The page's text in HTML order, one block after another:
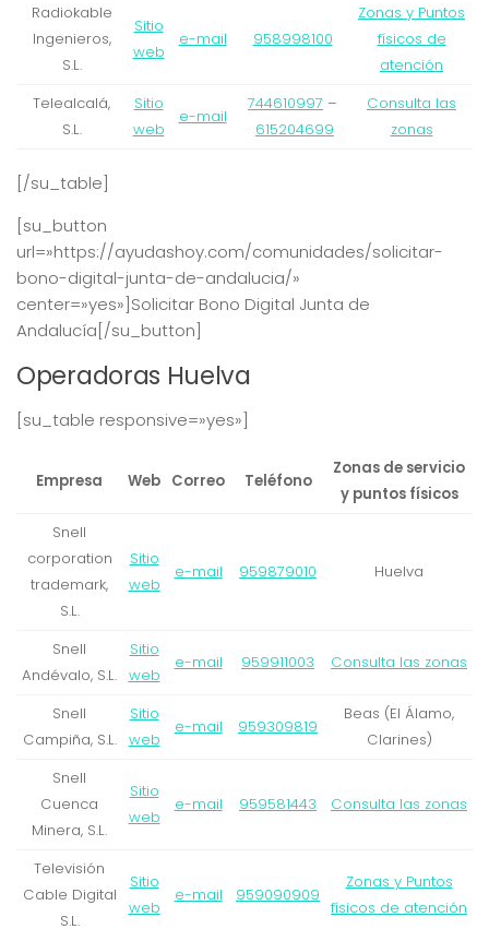
Radiokable
Ingenieros,
S.L.
Sitio
web
e-mail 958998100
Zonas y Puntos
físicos de
atención
Telealcalá,
S.L.
Sitio
web
e-mail
744610997 –
615204699
Consulta las
zonas
[/su_table]
[su_button
url=»https://ayudashoy.com/comunidades/solicitar-
bono-digital-junta-de-andalucia/»
center=»yes»]Solicitar Bono Digital Junta de
Andalucía[/su_button]
Operadoras Huelva
[su_table responsive=»yes»]
Empresa Web Correo Teléfono
Zonas de servicio
y puntos físicos
Snell
corporation
trademark,
S.L.
Sitio
web
e-mail 959879010 Huelva
Snell
Andévalo, S.L.
Sitio
web
e-mail 959911003 Consulta las zonas
Snell
Campiña, S.L.
Sitio
web
e-mail 959309819
Beas (El Álamo,
Clarines)
Snell
Cuenca
Minera, S.L.
Sitio
web
e-mail 959581443 Consulta las zonas
Televisión
Cable Digital
S.L.
Sitio
web
e-mail 959090909
Zonas y Puntos
físicos de atención